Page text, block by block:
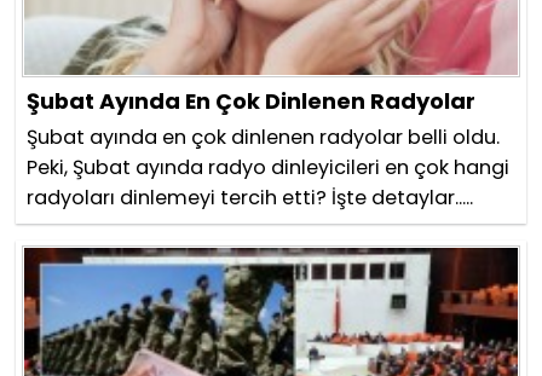
Şubat Ayında En Çok Dinlenen Radyolar
Şubat ayında en çok dinlenen radyolar belli oldu.
Peki, Şubat ayında radyo dinleyicileri en çok hangi
radyoları dinlemeyi tercih etti? İşte detaylar.....